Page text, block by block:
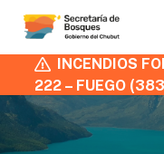
INCENDIOS
222 – FUEGO